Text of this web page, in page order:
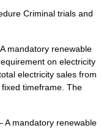
Criminal trials and
mandatory renewable
on electricity
electricity sales from
timeframe. The
A mandatory renewable